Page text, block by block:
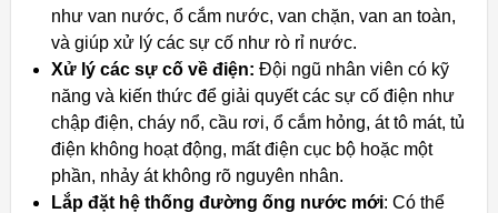
như van nước, ổ cắm nước, van chặn, van an toàn,
và giúp xử lý các sự cố như rò rỉ nước.
Xử lý các sự cố về điện: Đội ngũ nhân viên có kỹ
năng và kiến thức để giải quyết các sự cố điện như
chập điện, cháy nổ, cầu rơi, ổ cắm hỏng, át tô mát, tủ
điện không hoạt động, mất điện cục bộ hoặc một
phần, nhảy át không rõ nguyên nhân.
Lắp đặt hệ thống đường ống nước mới: Có thể